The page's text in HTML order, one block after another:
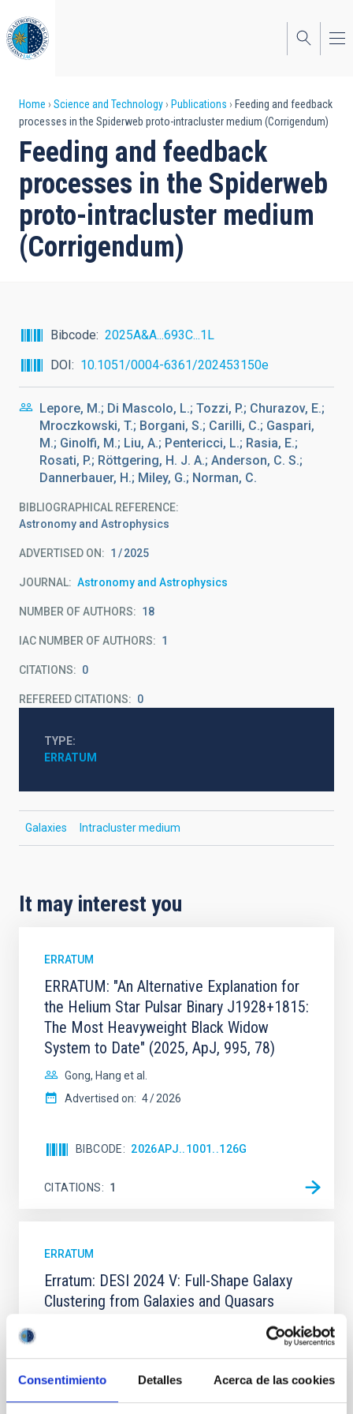
Consentimiento Detalles Acerca de las cookies
to
main
content
Breadcrumb
Home Science and Technology Publications
Feeding and feedback
processes in the Spiderweb proto-intracluster medium (Corrigendum)
Feeding and feedback
processes in the Spiderweb
proto-intracluster medium
(Corrigendum)
Bibcode
2025A&A...693C...1L
DOI
10.1051/0004-6361/202453150e
Lepore, M.; Di Mascolo, L.; Tozzi, P.; Churazov, E.;
Mroczkowski, T.; Borgani, S.; Carilli, C.; Gaspari,
M.; Ginolfi, M.; Liu, A.; Pentericci, L.; Rasia, E.;
Rosati, P.; Röttgering, H. J. A.; Anderson, C. S.;
Dannerbauer, H.; Miley, G.; Norman, C.
BIBLIOGRAPHICAL REFERENCE
Astronomy and Astrophysics
ADVERTISED ON: 1 2025
JOURNAL Astronomy and Astrophysics
NUMBER OF AUTHORS 18
IAC NUMBER OF AUTHORS 1
CITATIONS 0
REFEREED CITATIONS 0
TYPE
ERRATUM
Galaxies Intracluster medium
It may interest you
ERRATUM
ERRATUM: "An Alternative Explanation for
the Helium Star Pulsar Binary J1928+1815:
The Most Heavyweight Black Widow
System to Date" (2025, ApJ, 995, 78)
Gong, Hang et al.
Advertised on: 4 2026
BIBCODE 2026APJ..1001..126G
CITATIONS 1
ERRATUM
Erratum: DESI 2024 V: Full-Shape Galaxy
Clustering from Galaxies and Quasars
BIBCODE 2026JCAP...02E..02A